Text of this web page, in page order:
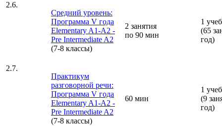
2.6.
Средний уровень:
Программа V года
Elementary A1-A2 -
Pre Intermediate A2
(7-8 классы)
2 занятия
по 90 мин
1
(65
год)
2.7.
Практикум
разговорной речи:
Программа V года
Elementary A1-A2 -
Pre Intermediate A2
(7-8 классы)
60 мин
1
(9
год)